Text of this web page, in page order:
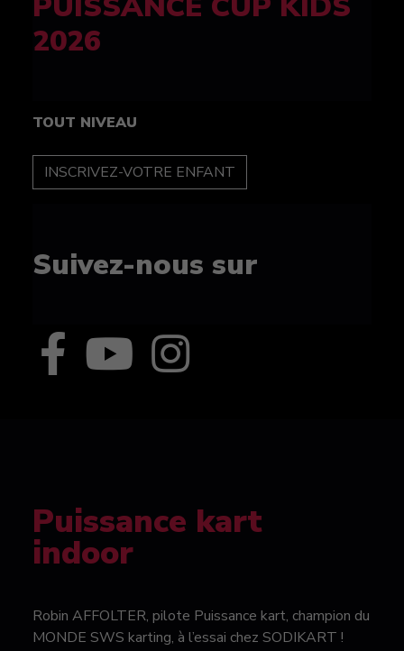
féminine
TOUT NIVEAU
INSCRIPTION
Suivez-nous sur
Puissance kart
indoor
Robin AFFOLTER, pilote Puissance kart, champion du
MONDE SWS karting, à l’essai chez SODIKART !